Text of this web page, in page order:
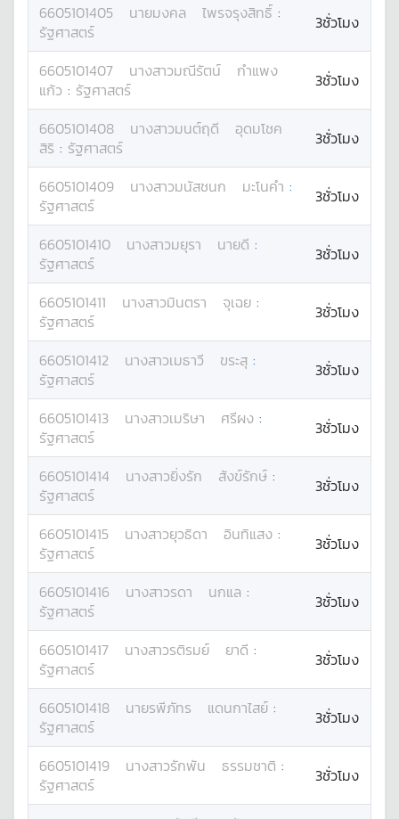
6605101405 นายมงคล ไพรจรุงสิทธิ์ :
รัฐศาสตร์
3ชั่วโมง
6605101407 นางสาวมณีรัตน์
กำแพง
แก้ว : รัฐศาสตร์ 3ชั่วโมง
6605101408 นางสาวมนต์ฤดี
อุดมโชค
สิริ : รัฐศาสตร์ 3ชั่วโมง
6605101409 นางสาวมนัสชนก มะโนคำ :
รัฐศาสตร์
3ชั่วโมง
6605101410 นางสาวมยุรา นายดี :
รัฐศาสตร์
3ชั่วโมง
6605101411 นางสาวมินตรา จุเฉย :
รัฐศาสตร์
3ชั่วโมง
6605101412 นางสาวเมธาวี ขระสุ :
รัฐศาสตร์
3ชั่วโมง
6605101413 นางสาวเมริษา ศรีผง :
รัฐศาสตร์
3ชั่วโมง
6605101414 นางสาวยิ่งรัก สังข์รักษ์ :
รัฐศาสตร์
3ชั่วโมง
6605101415 นางสาวยุวธิดา อินทิแสง :
รัฐศาสตร์
3ชั่วโมง
6605101416 นางสาวรดา นกแล :
รัฐศาสตร์
3ชั่วโมง
6605101417 นางสาวรติรมย์ ยาดี :
รัฐศาสตร์
3ชั่วโมง
6605101418 นายรพีภัทร แดนกาไสย์ :
รัฐศาสตร์
3ชั่วโมง
6605101419 นางสาวรักพัน ธรรมชาติ :
รัฐศาสตร์
3ชั่วโมง